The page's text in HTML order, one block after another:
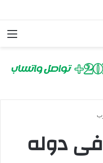
فى دوله